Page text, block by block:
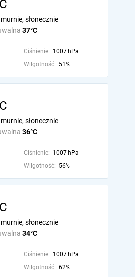
37°C
słonecznie
Ciśnienie: 1007 hPa
Wilgotność: 51%
36°C
słonecznie
Ciśnienie: 1007 hPa
Wilgotność: 56%
34°C
słonecznie
Ciśnienie: 1007 hPa
Wilgotność: 62%